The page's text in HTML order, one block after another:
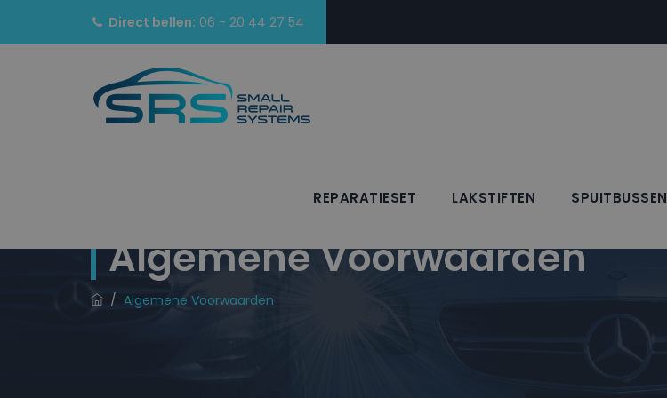
Direct bellen: 06 - 20 44 27 54
REPARATIESET LAKSTIFTEN SPUITBUSSEN
Algemene Voorwaarden
/ Algemene Voorwaarden